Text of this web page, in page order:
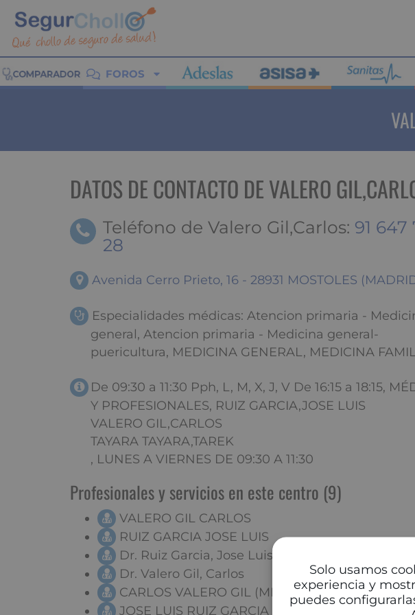
Solo usamos
experiencia y
puedes
FOROS
DATOS DE CONTACTO DE VALERO
Teléfono de Valero Gil,Carlos: 91 647
28
Avenida Cerro Prieto, 16 - 28931 MOSTOLES
Especialidades médicas: Atencion primaria -
general, Atencion primaria - Medicina general-
puericultura, MEDICINA GENERAL, MEDICINA
De 09:30 a 11:30 Pph, L, M, X, J, V De 16:15 a 18:15,
Y PROFESIONALES, RUIZ GARCIA,JOSE LUIS
VALERO GIL,CARLOS
TAYARA TAYARA,TAREK
, LUNES A VIERNES DE 09:30 A 11:30
Profesionales y servicios en este centro (9)
VALERO GIL CARLOS
RUIZ GARCIA JOSE LUIS
Dr. Ruiz Garcia, Jose Luis
Dr. Valero Gil, Carlos
CARLOS VALERO GIL (MEDICOS ASOCIADOS)
JOSE LUIS RUIZ GARCIA (MEDICOS